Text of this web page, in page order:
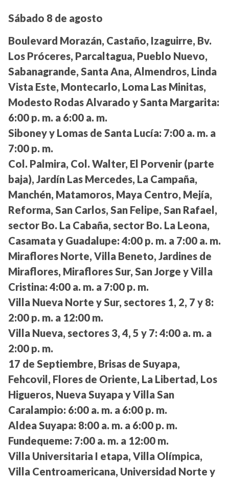
Sábado 8 de agosto
Boulevard Morazán, Castaño, Izaguirre, Bv.
Los Próceres, Parcaltagua, Pueblo Nuevo,
Sabanagrande, Santa Ana, Almendros, Linda
Vista Este, Montecarlo, Loma Las Minitas,
Modesto Rodas Alvarado y Santa Margarita:
6:00 p. m. a 6:00 a. m.
Siboney y Lomas de Santa Lucía: 7:00 a. m. a
7:00 p. m.
Col. Palmira, Col. Walter, El Porvenir (parte
baja), Jardín Las Mercedes, La Campaña,
Manchén, Matamoros, Maya Centro, Mejía,
Reforma, San Carlos, San Felipe, San Rafael,
sector Bo. La Cabaña, sector Bo. La Leona,
Casamata y Guadalupe: 4:00 p. m. a 7:00 a. m.
Miraflores Norte, Villa Beneto, Jardines de
Miraflores, Miraflores Sur, San Jorge y Villa
Cristina: 4:00 a. m. a 7:00 p. m.
Villa Nueva Norte y Sur, sectores 1, 2, 7 y 8:
2:00 p. m. a 12:00 m.
Villa Nueva, sectores 3, 4, 5 y 7: 4:00 a. m. a
2:00 p. m.
17 de Septiembre, Brisas de Suyapa,
Fehcovil, Flores de Oriente, La Libertad, Los
Higueros, Nueva Suyapa y Villa San
Caralampio: 6:00 a. m. a 6:00 p. m.
Aldea Suyapa: 8:00 a. m. a 6:00 p. m.
Fundequeme: 7:00 a. m. a 12:00 m.
Villa Universitaria I etapa, Villa Olímpica,
Villa Centroamericana, Universidad Norte y